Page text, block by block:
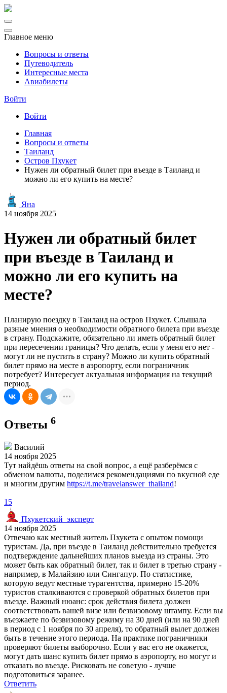
Главное меню
Вопросы и ответы
Путеводитель
Интересные места
Авиабилеты
Войти
Войти
Главная
Вопросы и ответы
Таиланд
Остров Пхукет
Нужен ли обратный билет при въезде в Таиланд и
можно ли его купить на месте?
Яна
14 ноября 2025
Нужен ли обратный билет
при въезде в Таиланд и
можно ли его купить на
месте?
Планирую поездку в Таиланд на остров Пхукет. Слышала
разные мнения о необходимости обратного билета при въезде
в страну. Подскажите, обязательно ли иметь обратный билет
при пересечении границы? Что делать, если у меня его нет -
могут ли не пустить в страну? Можно ли купить обратный
билет прямо на месте в аэропорту, если пограничник
потребует? Интересует актуальная информация на текущий
период.
Ответы 6
Василий
14 ноября 2025
Тут найдёшь ответы на свой вопрос, а ещё разберёмся с
обменом валюты, поделимся рекомендациями по вкусной еде
и многим другим https://t.me/travelanswer_thailand!
15
Пхукетский_эксперт
14 ноября 2025
Отвечаю как местный житель Пхукета с опытом помощи
туристам. Да, при въезде в Таиланд действительно требуется
подтверждение дальнейших планов выезда из страны. Это
может быть как обратный билет, так и билет в третью страну -
например, в Малайзию или Сингапур. По статистике,
которую ведут местные турагентства, примерно 15-20%
туристов сталкиваются с проверкой обратных билетов при
въезде. Важный нюанс: срок действия билета должен
соответствовать вашей визе или безвизовому штампу. Если вы
въезжаете по безвизовому режиму на 30 дней (или на 90 дней
в период с 1 ноября по 30 апреля), то обратный вылет должен
быть в течение этого периода. На практике пограничники
проверяют билеты выборочно. Если у вас его не окажется,
могут дать шанс купить билет прямо в аэропорту, но могут и
отказать во въезде. Рисковать не советую - лучше
подготовиться заранее.
Ответить